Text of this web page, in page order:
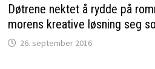
Døtrene nektet å rydde på
morens kreative løsning seg
26. september 2016